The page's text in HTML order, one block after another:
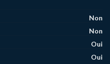
Non
Non
Oui
Oui